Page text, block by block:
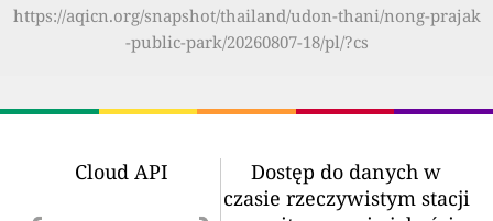
https://aqicn.org/snapshot/thailand/udon-thani/nong-prajak
-public-park/20260807-18/pl/?cs
Cloud API
Dostęp do danych w
czasie rzeczywistym stacji